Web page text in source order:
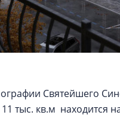
Святейшего
тыс. кв.м находится